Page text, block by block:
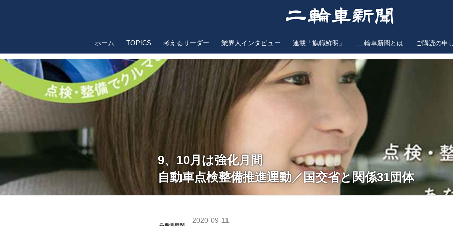
ホーム TOPICS 考えるリーダー 業界人インタビュー 連載「旗幟鮮明」 二輪車新聞とは ご購読の申
9、10月は強化月間
自動車点検整備推進運動／国交省と関係31団体
2020-09-11